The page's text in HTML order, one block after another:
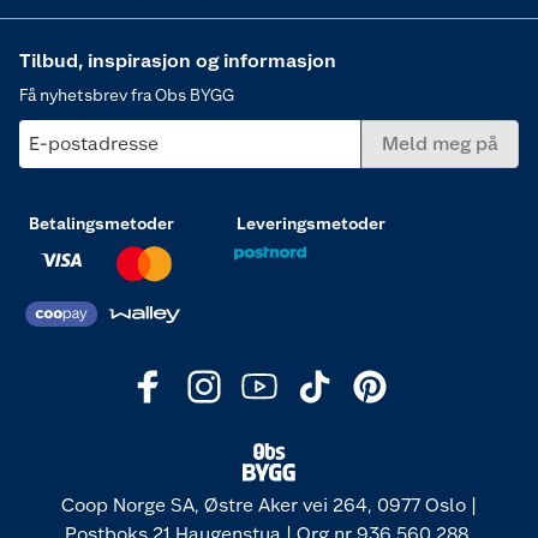
Tilbud, inspirasjon og informasjon
Få nyhetsbrev fra Obs BYGG
E-postadresse Meld meg på
Betalingsmetoder Leveringsmetoder
Coop Norge SA, Østre Aker vei 264, 0977 Oslo |
Postboks 21 Haugenstua | Org nr 936 560 288.